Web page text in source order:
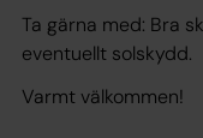
Ta gärna med: Bra
eventuellt solskydd.
Varmt välkommen!